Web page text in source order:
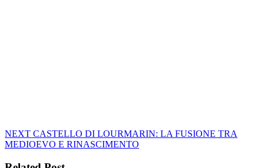
Navigazione
articoli
NEXT Next
post:
CASTELLO DI LOURMARIN: LA FUSIONE TRA
MEDIOEVO E RINASCIMENTO